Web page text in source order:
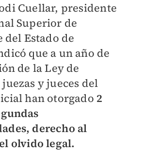
Cuellar, presidente
Superior de
del Estado de
que a un año de
de la Ley de
y jueces del
han otorgado 2
derecho al
olvido legal.